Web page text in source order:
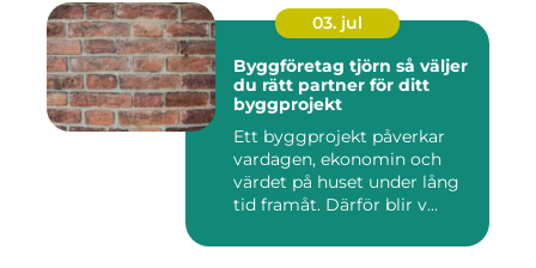
03. jul
Byggföretag tjörn så väljer
du rätt partner för ditt
byggprojekt
Ett byggprojekt påverkar
vardagen, ekonomin och
värdet på huset under lång
tid framåt. Därför blir v...